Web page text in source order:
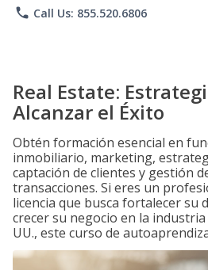
phone Call Us: 855.520.6806
Real Estate:
Alcanzar el Éxito
Obtén formación esencial en
inmobiliario, marketing,
captación de clientes y gestión
transacciones. Si eres un
licencia que busca fortalecer su
crecer su negocio en la industria
UU., este curso de